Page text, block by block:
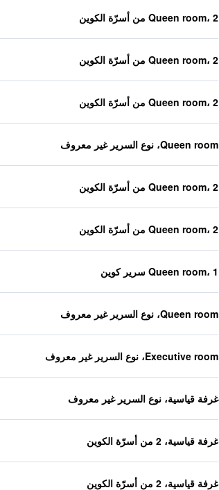
Queen room، 2 من أسرّة الكوين
Queen room، 2 من أسرّة الكوين
Queen room، 2 من أسرّة الكوين
Queen room، نوع السرير غير معروف
Queen room، 2 من أسرّة الكوين
Queen room، 2 من أسرّة الكوين
Queen room، 1 سرير كوين
Queen room، نوع السرير غير معروف
Executive room، نوع السرير غير معروف
غرفة قياسية، نوع السرير غير معروف
غرفة قياسية، 2 من أسرّة الكوين
غرفة قياسية، 2 من أسرّة الكوين